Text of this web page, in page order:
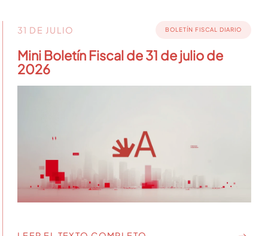
31 DE JULIO BOLETÍN FISCAL DIARIO
Mini Boletín Fiscal de 31 de julio de
2026